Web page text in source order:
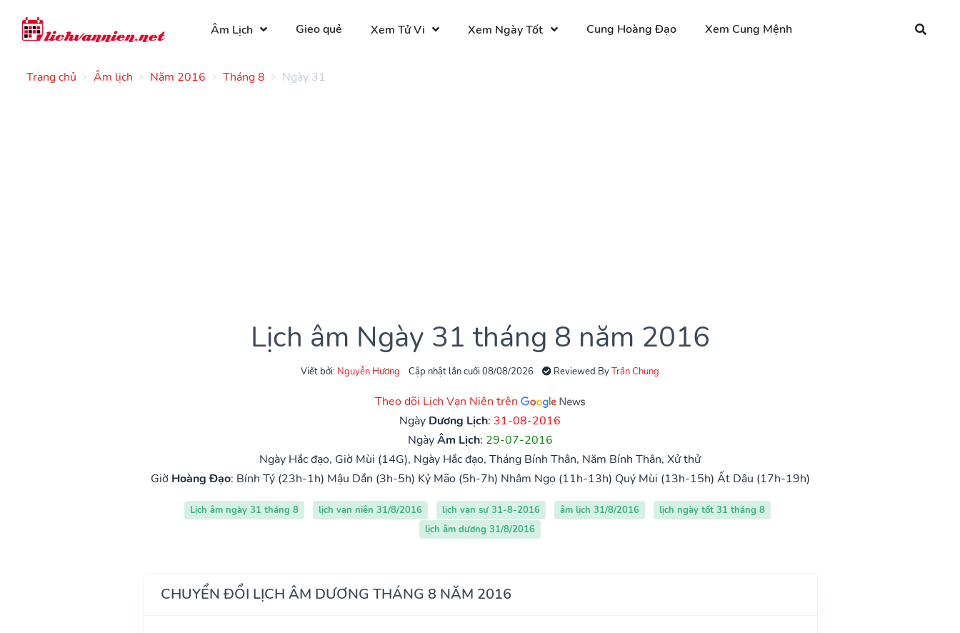
Âm Lịch Gieo quẻ Xem Tử Vi Xem Ngày Tốt Cung Hoàng Đạo Xem Cung Mệnh
Trang chủ Âm lịch Năm 2016 Tháng 8 Ngày 31
Lịch âm Ngày 31 tháng 8 năm 2016
Viết bởi: Nguyễn Hương Cập nhật lần cuối 08/08/2026 Reviewed ByTrần Chung
Theo dõi Lịch Vạn Niên trên
Ngày Dương Lịch: 31-08-2016
NgàyÂm Lịch: 29-07-2016
Ngày Hắc đạo, Giờ Mùi (14G), Ngày Hắc đạo, Tháng Bính Thân, Năm Bính Thân, Xử thử
Giờ Hoàng Đạo: Bính Tý (23h-1h) Mậu Dần (3h-5h) Kỷ Mão (5h-7h) Nhâm Ngọ (11h-13h) Quý Mùi (13h-15h) Ất Dậu (17h-19h)
Lịch âm ngày 31 tháng 8 lịch vạn niên 31/8/2016 lịch vạn sự 31-8-2016 âm lịch 31/8/2016
lịch ngày tốt 31 tháng 8
lịch âm dương 31/8/2016
CHUYỂN ĐỔI LỊCH ÂM DƯƠNG THÁNG 8 NĂM 2016